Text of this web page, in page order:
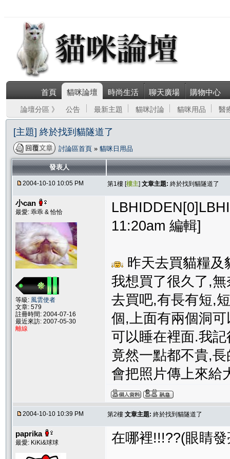
首頁 貓咪論壇 時尚生活 聊天廣場 購物中心
論壇分區 》 公告 最新主題 貓咪討論 貓咪用品 醫
[主題] 終於找到貓隧道了
討論區首頁 » 貓咪日用品
發表人
2004-10-10 10:05 PM 第1樓 [樓主] 文章主題: 終於找到貓隧道了
小can
最愛: 乖乖 & 恰恰
等級: 風雲使者
文章: 579
註冊時間: 2004-07-16
最近來訪: 2007-05-30
離線
11:20am 編輯]
昨天去買貓糧及
我想買了很久了,
去買吧,有長有短,
個,上面有兩個洞
可以睡在裡面.我
竟然一點都不貴,
會把照片傳上來給
2004-10-10 10:39 PM 第2樓 文章主題: 終於找到貓隧道了
paprika
最愛: KiKi&球球 在哪裡!!!??(眼睛